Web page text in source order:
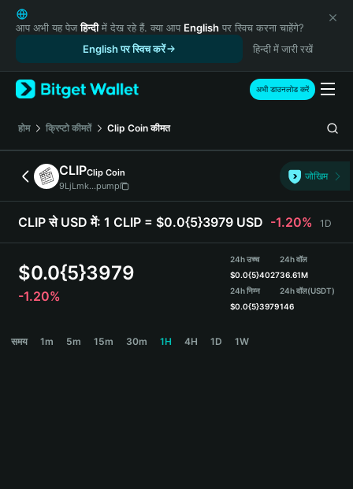
English
日本語
Русский
Español (Latinoamérica)
Türkçe
Italiano
Deutsch
简体中文
繁體中文
Português (Portugal)
हिन्दी
Español (Argentina)
आप अभी यह पेजहिन्दीमें देख रहे हैं. क्या आप English पर स्विच करना चाहेंगे?
English पर स्विच करें
हिन्दी में जारी रखें
अभी डाउनलोड करें
होम क्रिप्टो कीमतें Clip Coin कीमत
CLIPClip Coin
9LjLmk...pump
जोखिम
CLIP से USD में: 1 CLIP = $0.0{5}3979 USD -1.20% 1D
$0.0{5}3979
-1.20%
24h उच्च
$0.0{5}4027
24h निम्न
$0.0{5}3979
24h वॉल
36.61M
24h वॉल(USDT)
146
समय 1m 5m 15m 30m 1H 4H 1D 1W